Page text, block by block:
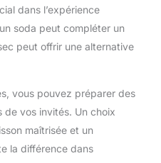
dans l’expérience
soda peut compléter un
peut offrir une alternative
vous pouvez préparer des
de vos invités. Un choix
maîtrisée et un
la différence dans